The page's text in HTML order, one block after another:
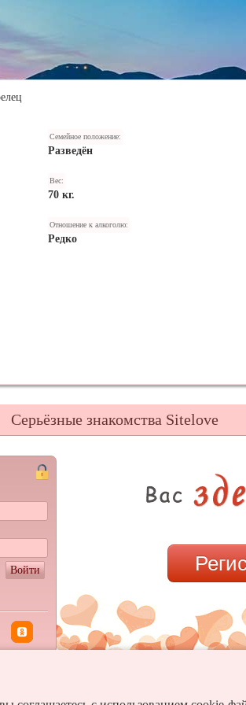
Семейное положение:
Разведён
Вес:
70 кг.
Отношение к алкоголю:
Редко
Серьёзные знакомства Sitelove
Войти